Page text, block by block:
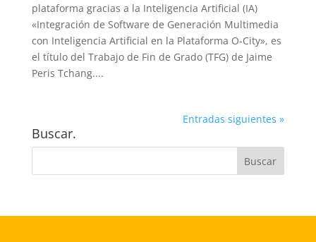
plataforma gracias a la Inteligencia Artificial (IA)
«Integración de Software de Generación Multimedia
con Inteligencia Artificial en la Plataforma O-City», es
el título del Trabajo de Fin de Grado (TFG) de Jaime
Peris Tchang....
Entradas siguientes »
Buscar.